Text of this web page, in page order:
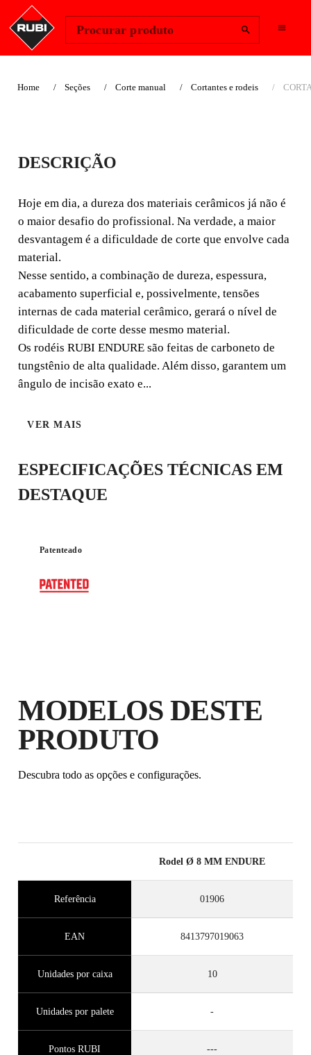
Procurar produto
Home Seções Corte manual Cortantes e rodeis
CORTANTE Ø 8 MM.
ENDURE
Hoje em dia, a dureza dos materiais cerâmicos já não é o
maior desafio do profissional. Na verdade, a maior
desvantagem é a dificuldade de corte que envolve cada
material.
ENDURE
DESCRIÇÃO
Hoje em dia, a dureza dos materiais cerâmicos já não é
o maior desafio do profissional. Na verdade, a maior
desvantagem é a dificuldade de corte que envolve cada
material.
Nesse sentido, a combinação de dureza, espessura,
acabamento superficial e, possivelmente, tensões
internas de cada material cerâmico, gerará o nível de
dificuldade de corte desse mesmo material.
Os rodéis RUBI ENDURE são feitas de carboneto de
tungstênio de alta qualidade. Além disso, garantem um
ângulo de incisão exato e...
VER MAIS
ESPECIFICAÇÕES TÉCNICAS EM
DESTAQUE
Patenteado
MODELOS DESTE
PRODUTO
Descubra todo as opções e configurações.
Rodel Ø 8 MM ENDURE
Referência 01906
EAN 8413797019063
Unidades por caixa 10
Unidades por palete -
Pontos RUBI ---